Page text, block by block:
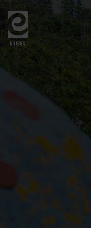
Zurück
zur
Startseite